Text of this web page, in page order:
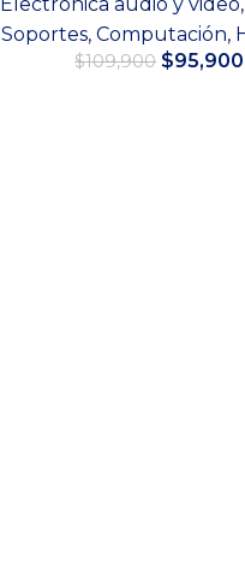
Soportes,Computación,
$109,900 El
$95,900